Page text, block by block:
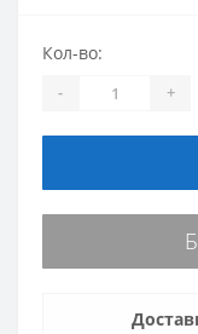
Кол-во:
- +